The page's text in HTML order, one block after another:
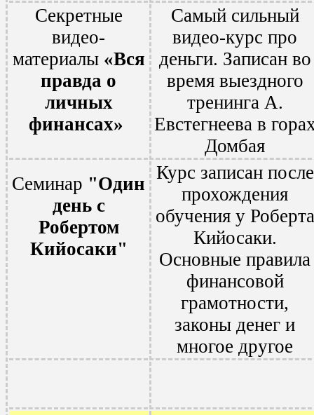
Секретные
видео-
материалы «Вся
правда о
личных
финансах»
Самый сильный
видео-курс про
деньги. Записан во
время выездного
тренинга А.
Евстегнеева в
Домбая
Семинар "Один
день с
Робертом
Кийосаки"
Курс записан после
прохождения
обучения у Роберта
Кийосаки.
Основные правила
финансовой
грамотности,
законы денег и
многое другое